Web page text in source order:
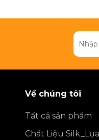
Về chúng tôi
Tất cả sản phẩm
Chất Liệu Silk_Lụa